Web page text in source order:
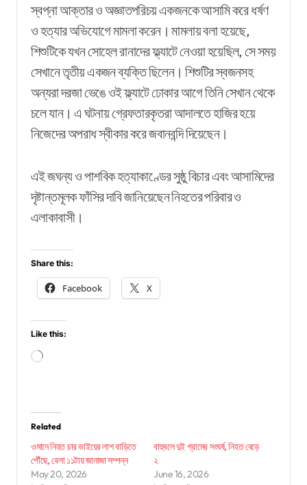
স্বপ্না আক্তার ও অজ্ঞাতপরিচয় একজনকে আসামি করে ধর্ষণ
ও হত্যার অভিযোগে মামলা করেন। মামলায় বলা হয়েছে,
শিশুটিকে যখন সোহেল রানাদের ফ্ল্যাটে নেওয়া হয়েছিল, সে সময়
সেখানে তৃতীয় একজন ব্যক্তি ছিলেন। শিশুটির স্বজনসহ
অন্যরা দরজা ভেঙে ওই ফ্ল্যাটে ঢোকার আগে তিনি সেখান থেকে
চলে যান। এ ঘটনায় গ্রেফতারকৃতরা আদালতে হাজির হয়ে
নিজেদের অপরাধ স্বীকার করে জবানবন্দি দিয়েছেন।
এই জঘন্য ও পাশবিক হত্যাকাণ্ডের সুষ্ঠু বিচার এবং আসামিদের
দৃষ্টান্তমূলক ফাঁসির দাবি জানিয়েছেন নিহতের পরিবার ও
এলাকাবাসী।
Share this:
Facebook X
Like this:
Loading…
Related
ওমানে নিহত চার ভাইয়ের লাশ বাড়িতে
পৌঁছে, বেলা ১১টায় জানাজা সম্পন্ন
May 20, 2026
বাহুবলে দুই গ্রামের সংঘর্ষ, নিহত বেড়ে
২
June 16, 2026